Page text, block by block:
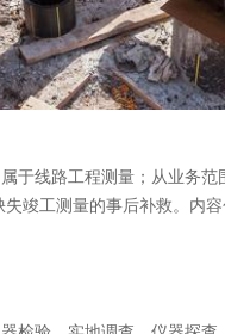
线路工程测量；从业务范
竣工测量的事后补救。内